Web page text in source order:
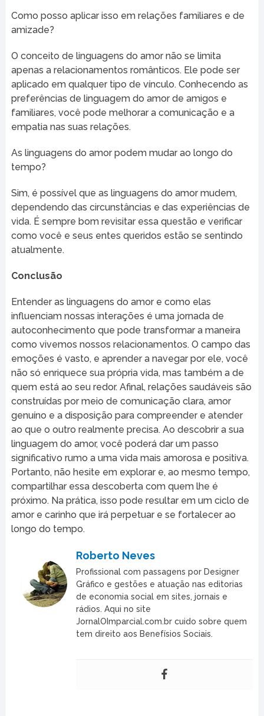
Como posso aplicar isso em relações familiares e de
amizade?
O conceito de linguagens do amor não se limita
apenas a relacionamentos românticos. Ele pode ser
aplicado em qualquer tipo de vínculo. Conhecendo as
preferências de linguagem do amor de amigos e
familiares, você pode melhorar a comunicação e a
empatia nas suas relações.
As linguagens do amor podem mudar ao longo do
tempo?
Sim, é possível que as linguagens do amor mudem,
dependendo das circunstâncias e das experiências de
vida. É sempre bom revisitar essa questão e verificar
como você e seus entes queridos estão se sentindo
atualmente.
Conclusão
Entender as linguagens do amor e como elas
influenciam nossas interações é uma jornada de
autoconhecimento que pode transformar a maneira
como vivemos nossos relacionamentos. O campo das
emoções é vasto, e aprender a navegar por ele, você
não só enriquece sua própria vida, mas também a de
quem está ao seu redor. Afinal, relações saudáveis são
construídas por meio de comunicação clara, amor
genuíno e a disposição para compreender e atender
ao que o outro realmente precisa. Ao descobrir a sua
linguagem do amor, você poderá dar um passo
significativo rumo a uma vida mais amorosa e positiva.
Portanto, não hesite em explorar e, ao mesmo tempo,
compartilhar essa descoberta com quem lhe é
próximo. Na prática, isso pode resultar em um ciclo de
amor e carinho que irá perpetuar e se fortalecer ao
longo do tempo.
Roberto Neves
Profissional com passagens por Designer
Gráfico e gestões e atuação nas editorias
de economia social em sites, jornais e
rádios. Aqui no site
JornalOImparcial.com.br cuido sobre quem
tem direito aos Benefísios Sociais.